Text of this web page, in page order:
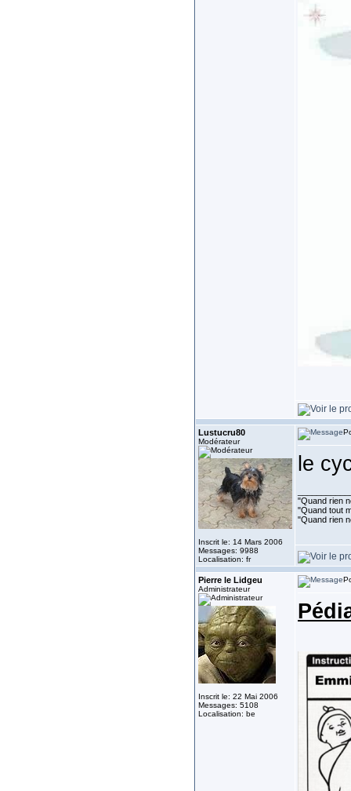
Lustucru80
Modérateur
Inscrit le: 14 Mars 2006
Messages: 9988
Localisation: fr
le
"Quand rien
"Quand tout
"Quand rien
Pierre le Lidgeu
Administrateur
Inscrit le: 22 Mai 2006
Messages: 5108
Localisation: be